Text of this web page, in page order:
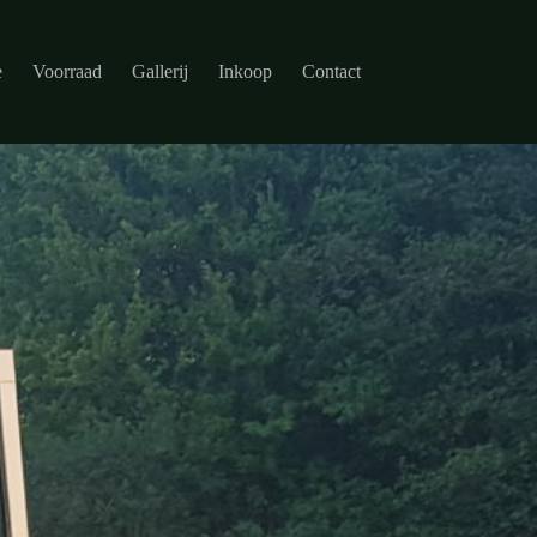
Voorraad Gallerij Inkoop Contact